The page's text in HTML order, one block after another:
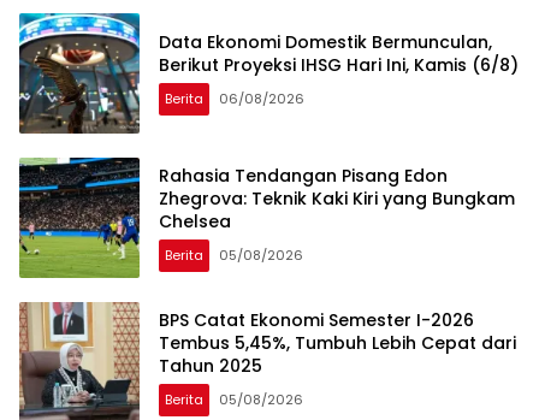
Data Ekonomi Domestik Bermunculan,
Berikut Proyeksi IHSG Hari Ini, Kamis (6/8)
Berita 06/08/2026
Rahasia Tendangan Pisang Edon
Zhegrova: Teknik Kaki Kiri yang Bungkam
Chelsea
Berita 05/08/2026
BPS Catat Ekonomi Semester I-2026
Tembus 5,45%, Tumbuh Lebih Cepat dari
Tahun 2025
Berita 05/08/2026